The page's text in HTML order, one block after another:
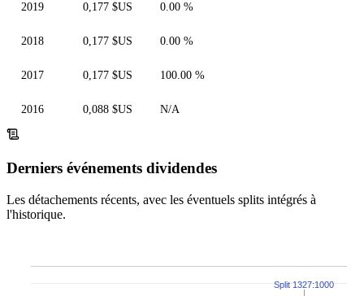
2019 0,177 $US 0.00 %
2018 0,177 $US 0.00 %
2017 0,177 $US 100.00 %
2016 0,088 $US N/A
Derniers événements dividendes
Les détachements récents, avec les éventuels splits intégrés à
l'historique.
Split 1327:1000